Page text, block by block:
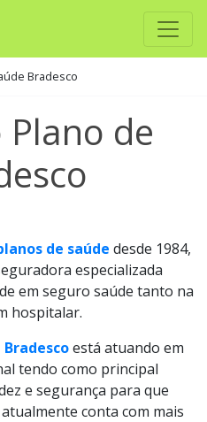
Bradesco
de
de saúde desde 1984,
especializada
em seguro saúde tanto na
hospitalar.
Bradescoestá atuando em
tendo como principal
e segurança para que
conta com mais